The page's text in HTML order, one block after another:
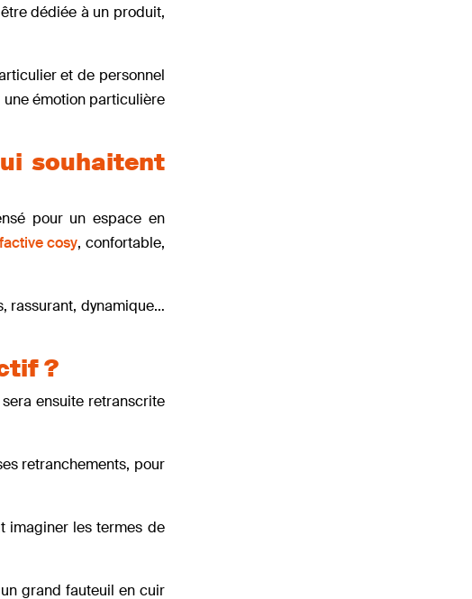
dédiée à un produit,
et de personnel
une émotion particulière
souhaitent
pour un espace en
cosy, confortable,
rassurant, dynamique…
?
ensuite retranscrite
retranchements, pour
imaginer les termes de
grand fauteuil en cuir